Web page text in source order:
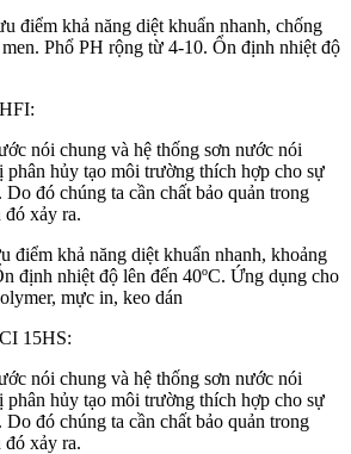
điểm khả năng diệt khuẩn nhanh, chống
Phổ PH rộng từ 4-10. Ổn định nhiệt độ
nói chung và hệ thống sơn nước nói
phân hủy tạo môi trường thích hợp cho sự
đó chúng ta cần chất bảo quản trong
đó xảy ra.
điểm khả năng diệt khuẩn nhanh, khoảng
định nhiệt độ lên đến 40ºC. Ứng dụng cho
mực in, keo dán
15HS:
nói chung và hệ thống sơn nước nói
phân hủy tạo môi trường thích hợp cho sự
đó chúng ta cần chất bảo quản trong
đó xảy ra.